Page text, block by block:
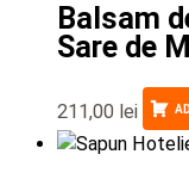
Balsam
Sare de
211,00 lei